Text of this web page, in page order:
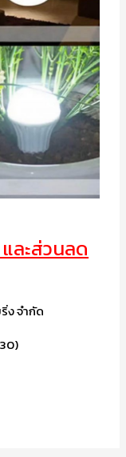
ละส่วนลด
ง จำกัด